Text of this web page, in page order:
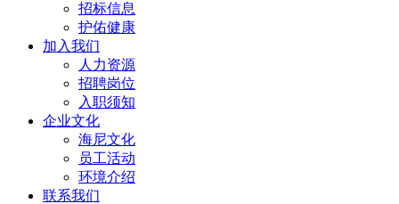
招标信息
护佑健康
加入我们
人力资源
招聘岗位
入职须知
企业文化
海尼文化
员工活动
环境介绍
联系我们